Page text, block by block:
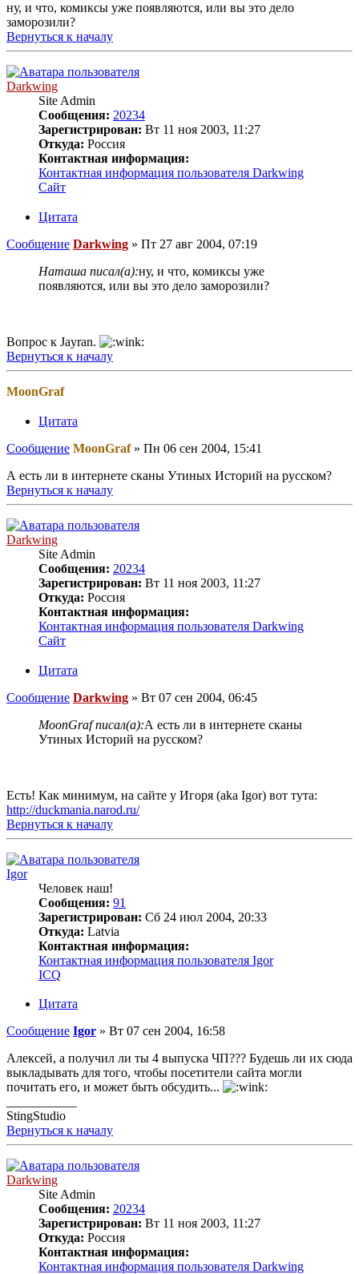
ну, и что, комиксы уже появляются, или вы это дело
заморозили?
Вернуться к началу
Darkwing
Site Admin
Сообщения: 20234
Зарегистрирован: Вт 11 ноя 2003, 11:27
Откуда: Россия
Контактная информация:
Контактная информация пользователя Darkwing
Сайт
Цитата
Сообщение Darkwing » Пт 27 авг 2004, 07:19
Наташа писал(а):ну, и что, комиксы уже
появляются, или вы это дело заморозили?
Вопрос к Jayran.
Вернуться к началу
MoonGraf
Цитата
Сообщение MoonGraf» Пн 06 сен 2004, 15:41
А есть ли в интернете сканы Утиных Историй на русском?
Вернуться к началу
Darkwing
Site Admin
Сообщения: 20234
Зарегистрирован: Вт 11 ноя 2003, 11:27
Откуда: Россия
Контактная информация:
Контактная информация пользователя Darkwing
Сайт
Цитата
Сообщение Darkwing » Вт 07 сен 2004, 06:45
MoonGraf писал(а):А есть ли в интернете сканы
Утиных Историй на русском?
Есть! Как минимум, на сайте у Игоря (aka Igor) вот тута:
http://duckmania.narod.ru/
Вернуться к началу
Igor
Человек наш!
Сообщения: 91
Зарегистрирован: Сб 24 июл 2004, 20:33
Откуда: Latvia
Контактная информация:
Контактная информация пользователя Igor
ICQ
Цитата
Сообщение Igor » Вт 07 сен 2004, 16:58
Алексей, а получил ли ты 4 выпуска ЧП??? Будешь ли их сюда
выкладывать для того, чтобы посетители сайта могли
почитать его, и может быть обсудить...
StingStudio
Вернуться к началу
Darkwing
Site Admin
Сообщения: 20234
Зарегистрирован: Вт 11 ноя 2003, 11:27
Откуда: Россия
Контактная информация:
Контактная информация пользователя Darkwing